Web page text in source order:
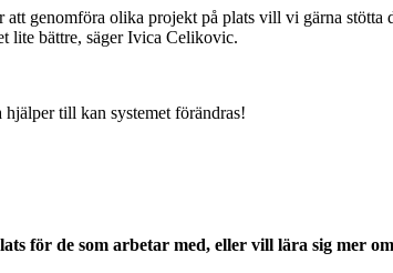
genomföra olika projekt på plats vill vi gärna
lite bättre, säger Ivica Celikovic.
till kan systemet förändras!
för de som arbetar med, eller vill lära sig mer